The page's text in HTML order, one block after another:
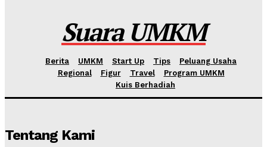
Suara UMKM
Berita UMKM Start Up Tips
Peluang Usaha
Regional
Figur Travel
Program UMKM
Kuis Berhadiah
Tentang Kami